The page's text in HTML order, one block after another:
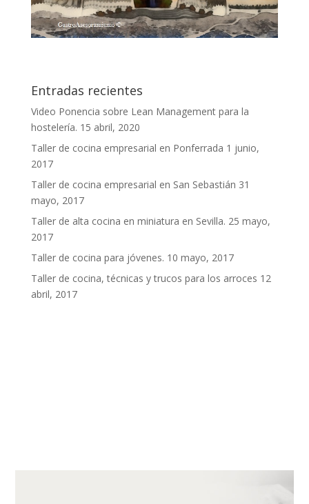
Entradas recientes
Video Ponencia sobre Lean Management para la
hostelería. 15 abril, 2020
Taller de cocina empresarial en Ponferrada 1 junio,
2017
Taller de cocina empresarial en San Sebastián 31
mayo, 2017
Taller de alta cocina en miniatura en Sevilla. 25 mayo,
2017
Taller de cocina para jóvenes. 10 mayo, 2017
Taller de cocina, técnicas y trucos para los arroces 12
abril, 2017